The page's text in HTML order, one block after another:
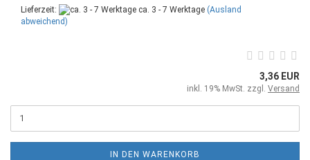
Lieferzeit: ca. 3 - 7 Werktage (Ausland
abweichend)
3,36 EUR
inkl. 19% MwSt. zzgl. Versand
IN DEN WARENKORB